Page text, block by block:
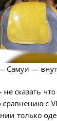
Самуи —
сказать
с
только